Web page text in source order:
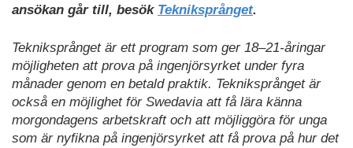
ansökan går till, besök Tekniksprånget.
Tekniksprånget är ett program som ger 18–21-åringar
möjligheten att prova på ingenjörsyrket under fyra
månader genom en betald praktik. Tekniksprånget är
också en möjlighet för Swedavia att få lära känna
morgondagens arbetskraft och att möjliggöra för unga
som är nyfikna på ingenjörsyrket att få prova på hur det